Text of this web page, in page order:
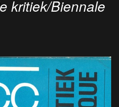
kritiek/Biennale